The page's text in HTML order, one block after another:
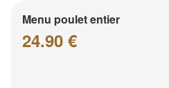
Menu poulet entier
24.90 €